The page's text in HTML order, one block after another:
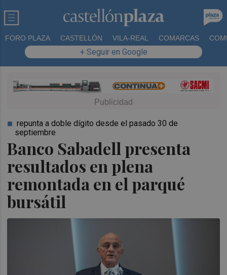
FORO PLAZA CASTELLÓN VILA-REAL COMARCAS
+ Seguir en Google
Banco Sabadell presenta
resultados en plena
remontada en el parqué
bursátil
repunta a doble dígito desde el pasado 30 de
septiembre